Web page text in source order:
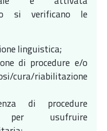
si verificano le
linguistica;
di procedure e/o
cura/riabilitazione
di procedure
per usufruire